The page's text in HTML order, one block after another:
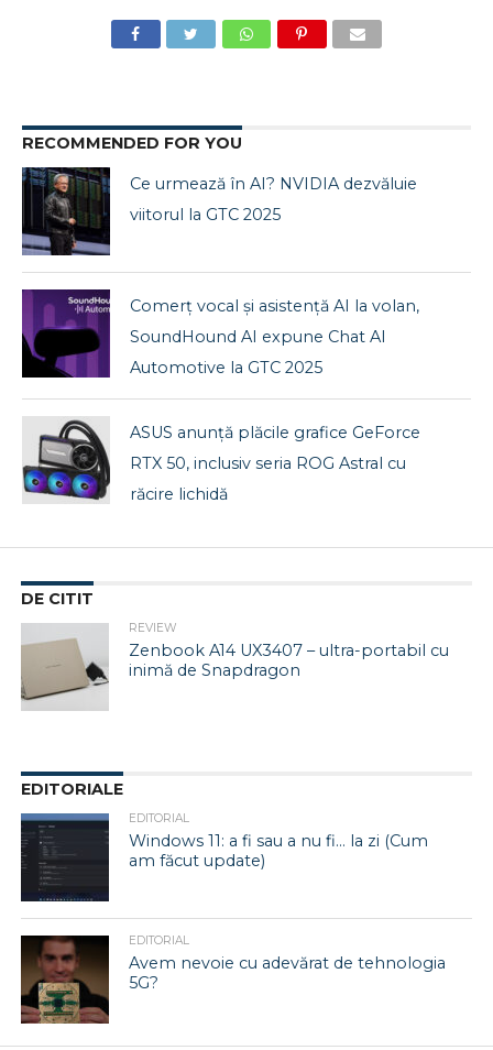
RECOMMENDED FOR YOU
Ce urmează în AI? NVIDIA dezvăluie
viitorul la GTC 2025
Comerț vocal și asistență AI la volan,
SoundHound AI expune Chat AI
Automotive la GTC 2025
ASUS anunță plăcile grafice GeForce
RTX 50, inclusiv seria ROG Astral cu
răcire lichidă
DE CITIT
REVIEW
Zenbook A14 UX3407 – ultra-portabil cu
inimă de Snapdragon
EDITORIALE
EDITORIAL
Windows 11: a fi sau a nu fi… la zi (Cum
am făcut update)
EDITORIAL
Avem nevoie cu adevărat de tehnologia
5G?